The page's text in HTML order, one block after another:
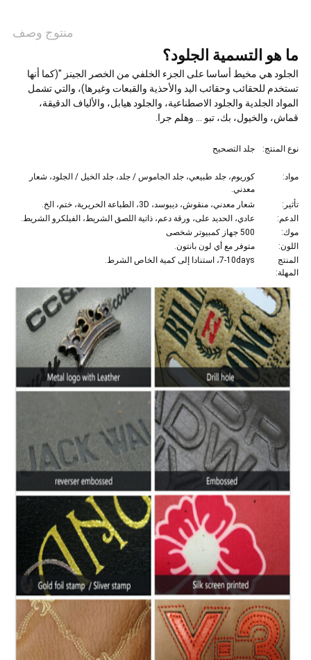
منتوج وصف
ما هو التسمية الجلود؟
الجلود هي مخيط أساسا على الجزء الخلفي من الخصر الجينز "(كما أنها
تستخدم للحقائب وحقائب اليد والأحذية والقبعات وغيرها)، والتي تشمل
المواد الجلدية والجلود الاصطناعية، والجلود هيابل، والألياف الدقيقة،
قماش، والخيول، بك، تبو ... وهلم جرا.
نوع المنتج: جلد التصحيح
مواد:
كوريوم، جلد طبيعي، جلد الجاموس / جلد، جلد الخيل / الجلود، شعار
معدني.
تأثير:
شعار معدني، منقوش، ديبوسد، 3D، الطباعة الحريرية، ختم، الخ.
الدعم:
عادي، الحديد على، ورقة دعم، ذاتية اللصق الشريط، الفيلكرو الشريط.
موك:
500 جهاز كمبيوتر شخصى
اللون:
متوفر مع أي لون بانتون.
المنتج
المهلة:
7-10days، استنادا إلى كمية الخاص الشرط.